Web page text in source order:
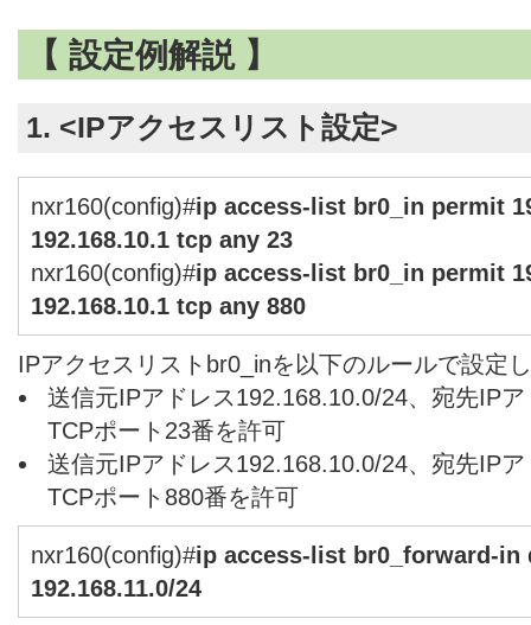
【 設定例解説 】
1. <IPアクセスリスト設定>
nxr160(config)#ip access-list br0_in permit
192.168.10.1 tcp any 23
nxr160(config)#ip access-list br0_in permit
192.168.10.1 tcp any 880
IPアクセスリストbr0_inを以下のルールで設定
送信元IPアドレス192.168.10.0/24、宛先IP
TCPポート23番を許可
送信元IPアドレス192.168.10.0/24、宛先IP
TCPポート880番を許可
nxr160(config)#ip access-list br0_forward-in
192.168.11.0/24